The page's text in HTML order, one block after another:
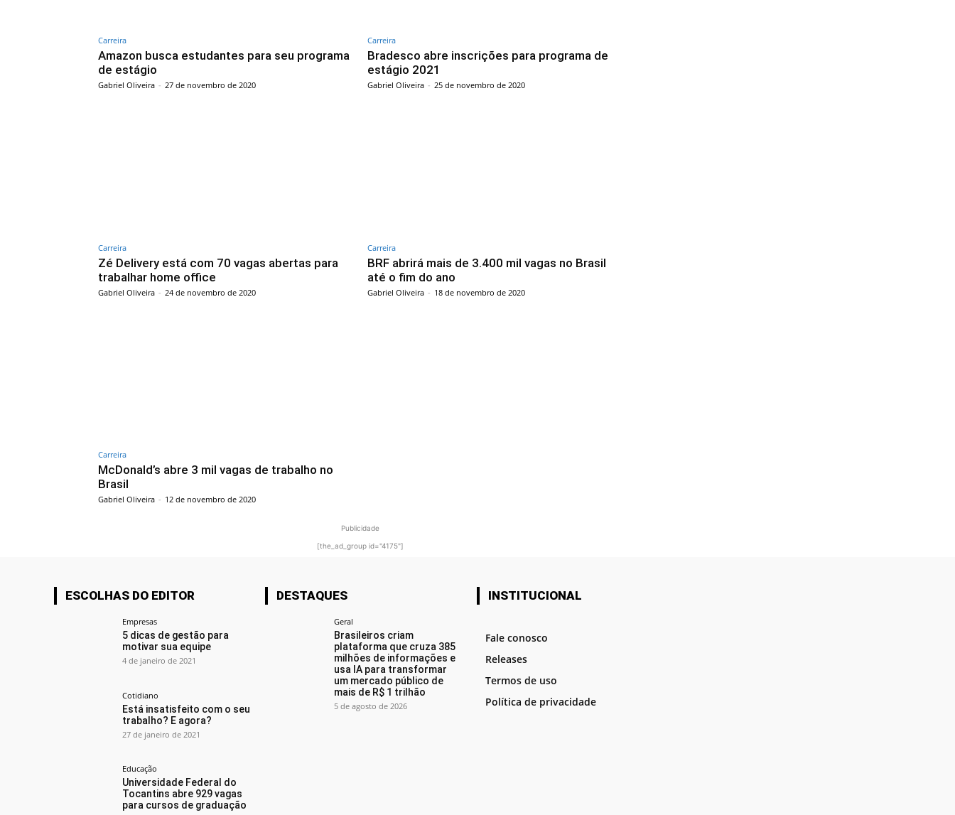
Carreira
Amazon busca estudantes para seu programa
de estágio
Gabriel Oliveira - 27 de novembro de 2020
Carreira
Bradesco abre inscrições para programa de
estágio 2021
Gabriel Oliveira - 25 de novembro de 2020
Carreira
Zé Delivery está com 70 vagas abertas para
trabalhar home office
Gabriel Oliveira - 24 de novembro de 2020
Carreira
BRF abrirá mais de 3.400 mil vagas no Brasil
até o fim do ano
Gabriel Oliveira - 18 de novembro de 2020
Carreira
McDonald’s abre 3 mil vagas de trabalho no
Brasil
Gabriel Oliveira - 12 de novembro de 2020
Publicidade
[the_ad_group id="4175"]
ESCOLHAS DO EDITOR
Empresas
5 dicas de gestão para
motivar sua equipe
4 de janeiro de 2021
Cotidiano
Está insatisfeito com o seu
trabalho? E agora?
27 de janeiro de 2021
Educação
Universidade Federal do
Tocantins abre 929 vagas
para cursos de graduação
DESTAQUES
Geral
Brasileiros criam
plataforma que cruza 385
milhões de informações e
usa IA para transformar
um mercado público de
mais de R$ 1 trilhão
5 de agosto de 2026
INSTITUCIONAL
Fale conosco
Releases
Termos de uso
Política de privacidade